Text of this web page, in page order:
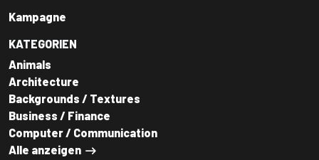
Kampagne
KATEGORIEN
Animals
Architecture
Backgrounds / Textures
Business / Finance
Computer / Communication
Alle anzeigen